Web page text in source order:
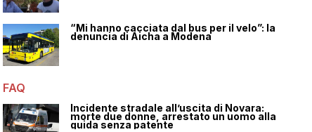
“Mi hanno cacciata dal bus per il velo”: la
denuncia di Aicha a Modena
FAQ
Incidente stradale all’uscita di Novara:
morte due donne, arrestato un uomo alla
guida senza patente